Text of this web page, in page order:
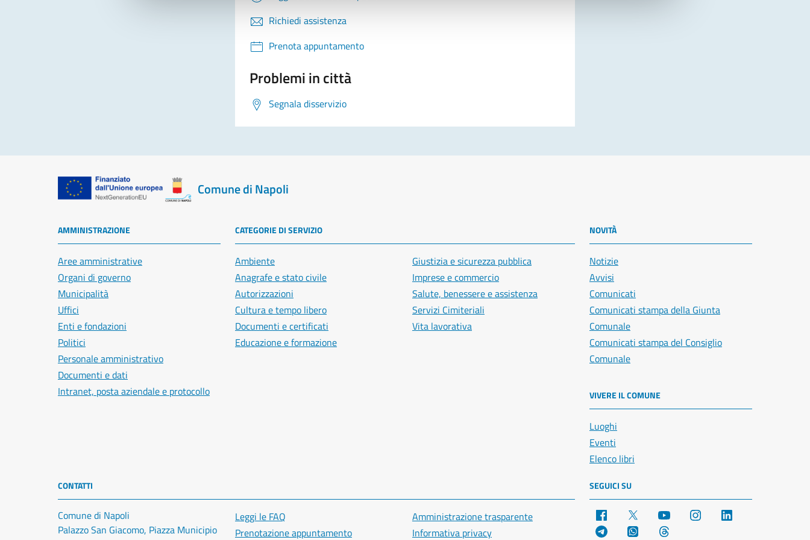
Richiedi assistenza
Prenota appuntamento
Problemi in città
Segnala disservizio
Comune di Napoli
AMMINISTRAZIONE
Aree amministrative
Organi di governo
Municipalità
Uffici
Enti e fondazioni
Politici
Personale amministrativo
Documenti e dati
Intranet, posta aziendale e protocollo
CATEGORIE DI SERVIZIO
Ambiente
Anagrafe e stato civile
Autorizzazioni
Cultura e tempo libero
Documenti e certificati
Educazione e formazione
Giustizia e sicurezza pubblica
Imprese e commercio
Salute, benessere e assistenza
Servizi Cimiteriali
Vita lavorativa
NOVITÀ
Notizie
Avvisi
Comunicati
Comunicati stampa della Giunta
Comunale
Comunicati stampa del Consiglio
Comunale
VIVERE IL COMUNE
Luoghi
Eventi
Elenco libri
CONTATTI
Comune di Napoli
Palazzo San Giacomo, Piazza Municipio
Leggi le FAQ
Prenotazione appuntamento
Amministrazione trasparente
Informativa privacy
SEGUICI SU
Facebook YouTube Instagram
Telegram WhatsApp